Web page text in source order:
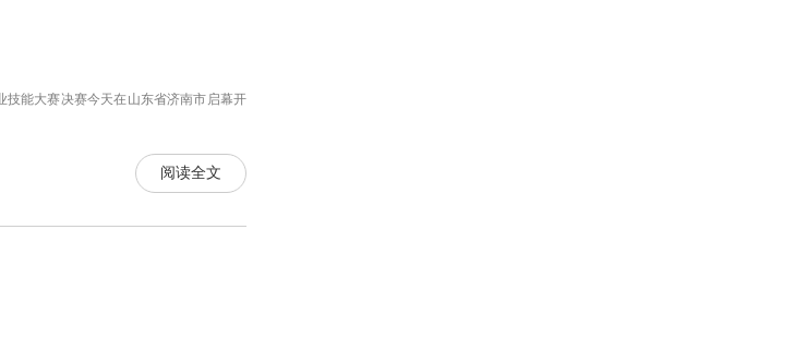
能大赛决赛今天在山东省济南市启幕开
阅读全文